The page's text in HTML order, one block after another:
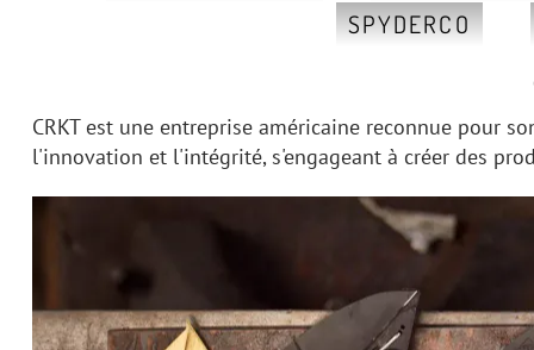
SPYDERCO
CRKT est une entreprise américaine reconnue pour
l'innovation et l'intégrité, s'engageant à créer des